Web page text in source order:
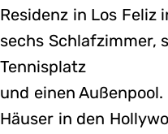
Residenz in Los Feliz
sechs Schlafzimmer,
Tennisplatz
und einen
Häuser in den